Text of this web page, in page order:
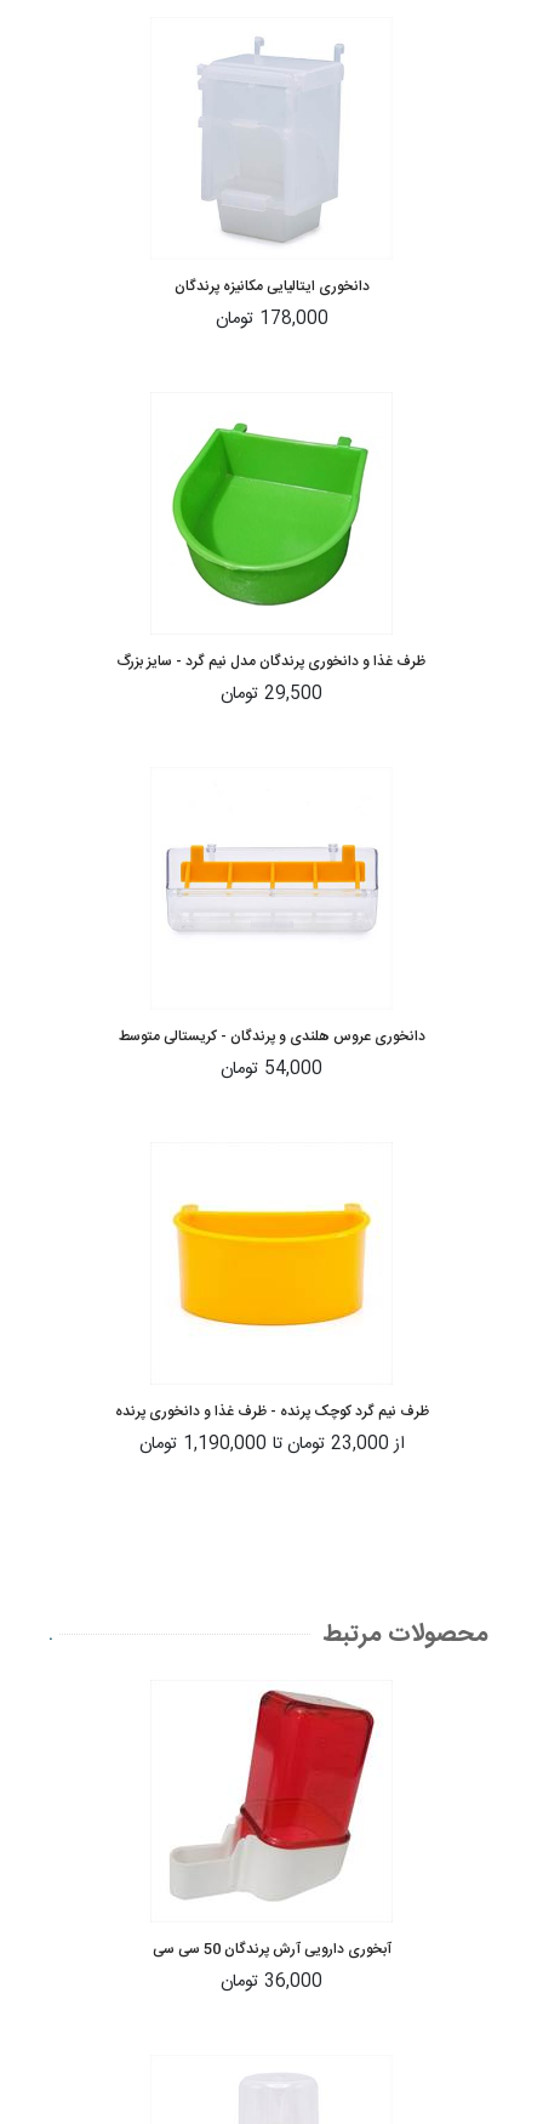
دانخوری ایتالیایی مکانیزه پرندگان
178,000 تومان
ظرف غذا و دانخوری پرندگان مدل نیم گرد - سایز بزرگ
29,500 تومان
دانخوری عروس هلندی و پرندگان - کریستالی متوسط
54,000 تومان
ظرف نیم گرد کوچک پرنده - ظرف غذا و دانخوری پرنده
از23,000 تومان تا
محصولات مرتبط .
آبخوری دارویی آرش پرندگان 50 سی سی
36,000 تومان